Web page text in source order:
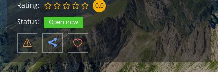
Rating
0.0
Status Open now